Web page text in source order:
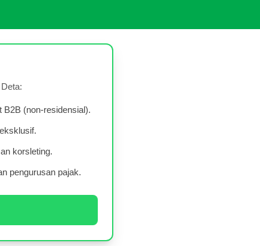
B2B (non-residensial).
korsleting.
pengurusan pajak.